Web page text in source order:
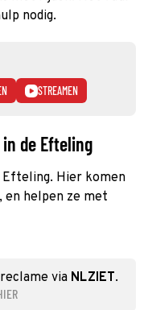
nodig.
STREAMEN
de Efteling
Efteling. Hier komen
helpen ze met
via NLZIET.